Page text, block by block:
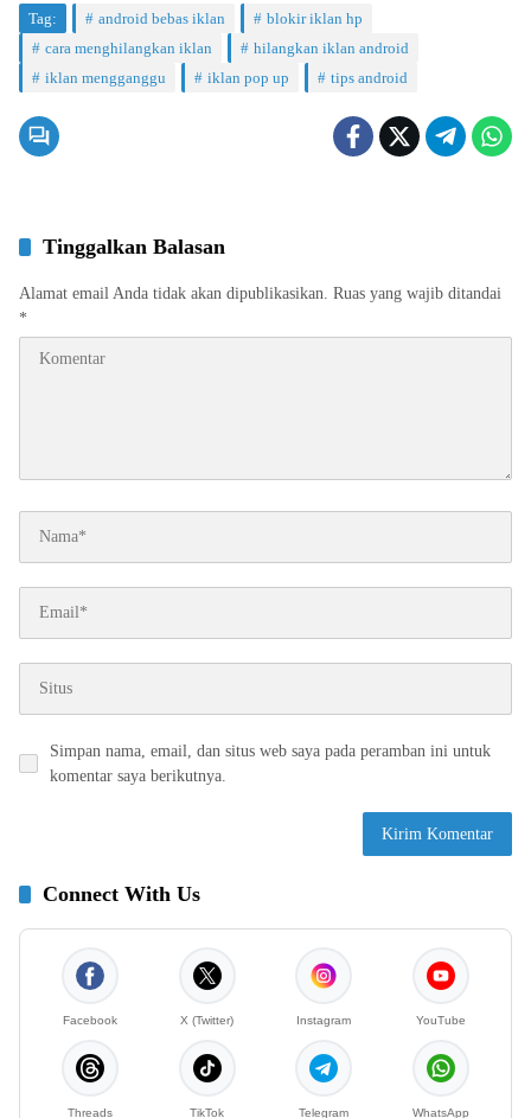
Tag: android bebas iklan
blokir iklan hp
cara menghilangkan iklan
hilangkan iklan android
iklan mengganggu
iklan pop up tips android
Tinggalkan Balasan
Alamat email Anda tidak akan dipublikasikan. Ruas yang wajib ditandai
*
Simpan nama, email, dan situs web saya pada peramban ini untuk
komentar saya berikutnya.
Connect With Us
Facebook X (Twitter) Instagram YouTube
Threads TikTok Telegram WhatsApp